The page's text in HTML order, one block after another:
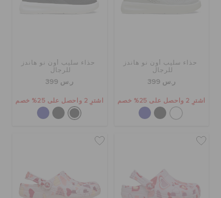
حذاء سليب أون نو هاندز
للرجال
ر.س 399
اشترِ 2 واحصل على 25% خصم
حذاء سليب أون نو هاندز
للرجال
ر.س 399
اشترِ 2 واحصل على 25% خصم